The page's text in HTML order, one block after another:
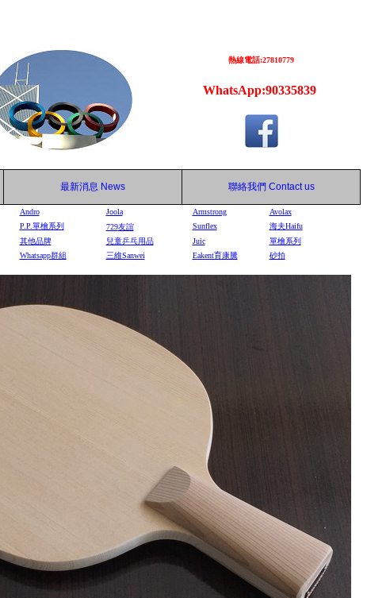
熱線電話:27810779
WhatsApp:90335839
最新消息 News 聯絡我們 Contact us
Andro Joola Armstrong
Avolax
P.P.單檜系列 729友誼 Sunflex
海夫Haifu
其他品牌 兒童乒乓用品 Juic
單檜系列
Whatsapp群組 三維Sanwei Eakent育康騰 砂拍